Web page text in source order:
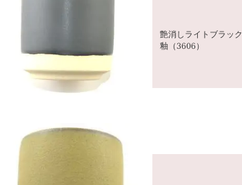
艶消しライトブラック
釉（3606）